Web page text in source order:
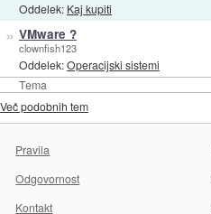
Tema
Oddelek: Kaj kupiti
» VMware ?
clownfish123
Oddelek:Operacijski sistemi
Več podobnih tem
Pravila
Odgovornost
Kontakt